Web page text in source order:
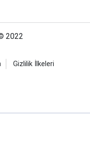
2022
Gizlilik İlkeleri